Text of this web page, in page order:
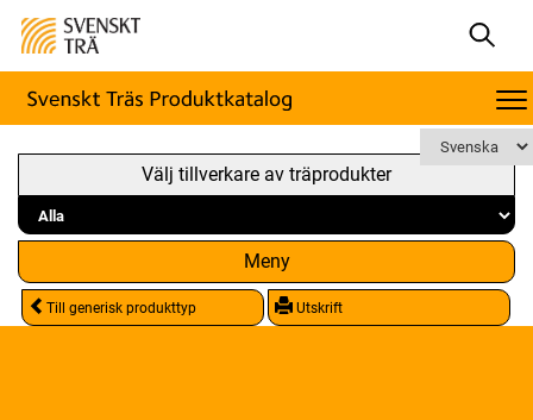
Välj tillverkare av träprodukter
Meny
Till generisk produkttyp Utskrift